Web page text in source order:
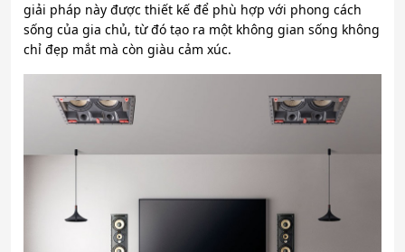
giải pháp này được thiết kế để phù hợp với phong cách
sống của gia chủ, từ đó tạo ra một không gian sống không
chỉ đẹp mắt mà còn giàu cảm xúc.